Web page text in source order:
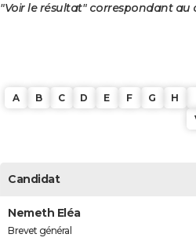
"Voir le résultat" correspondant au
A B C D E F G H
Candidat
Nemeth Eléa
Brevet général